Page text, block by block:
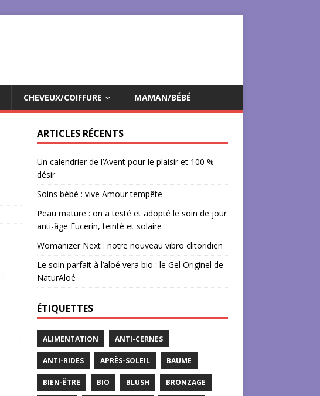
CHEVEUX/COIFFURE MAMAN/BÉBÉ
ARTICLES RÉCENTS
Un calendrier de l’Avent pour le plaisir et 100 %
désir
Soins bébé : vive Amour tempête
Peau mature : on a testé et adopté le soin de jour
anti-âge Eucerin, teinté et solaire
Womanizer Next : notre nouveau vibro clitoridien
Le soin parfait à l’aloé vera bio : le Gel Originel de
NaturAloé
ÉTIQUETTES
ALIMENTATION ANTI-CERNES
ANTI-RIDES APRÈS-SOLEIL BAUME
BIEN-ÊTRE BIO BLUSH BRONZAGE